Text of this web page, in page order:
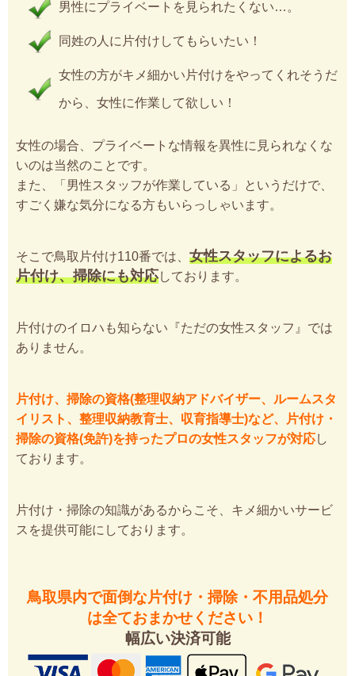
男性にプライベートを見られたくない…。
同姓の人に片付けしてもらいたい！
女性の方がキメ細かい片付けをやってくれそうだ
から、女性に作業して欲しい！
女性の場合、プライベートな情報を異性に見られなくな
いのは当然のことです。
また、「男性スタッフが作業している」というだけで、
すごく嫌な気分になる方もいらっしゃいます。
そこで鳥取片付け110番では、 女性スタッフによるお
片付け、掃除にも対応しております。
片付けのイロハも知らない『ただの女性スタッフ』では
ありません。
片付け、掃除の資格(整理収納アドバイザー、ルームスタ
イリスト、整理収納教育士、収育指導士)など、片付け・
掃除の資格(免許)を持ったプロの女性スタッフが対応し
ております。
片付け・掃除の知識があるからこそ、キメ細かいサービ
スを提供可能にしております。
鳥取県内で面倒な片付け・掃除・不用品処分
は全ておまかせください！
幅広い決済可能